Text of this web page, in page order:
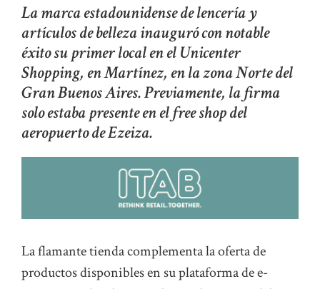
La marca estadounidense de lencería y
artículos de belleza inauguró con notable
éxito su primer local en el Unicenter
Shopping, en Martínez, en la zona Norte del
Gran Buenos Aires. Previamente, la firma
solo estaba presente en el free shop del
aeropuerto de Ezeiza.
La flamante tienda complementa la oferta de
productos disponibles en su plataforma de e-